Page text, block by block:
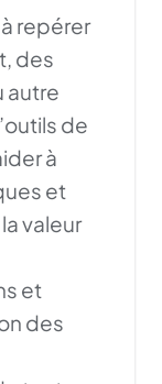
repérer
des
autre
de
à
et
valeur
et
des